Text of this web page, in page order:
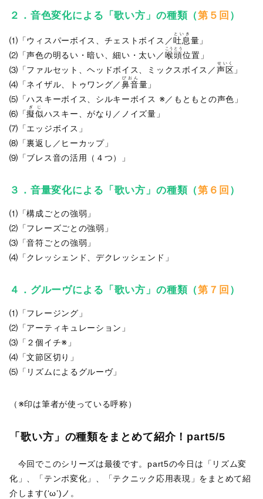
２ ． 音色変化による「歌い方」の種類（第５回 ）
⑴「ウィスパーボイス、チェストボイス／吐息
といき
量」
⑵「声色の明るい・暗い、細い・太い／喉頭
こうとう
位置」
⑶「ファルセット、ヘッドボイス、ミックスボイス／声区
せいく
」
⑷「ネイザル、トゥワング／鼻音
びおん
量」
⑸「ハスキーボイス、シルキーボイス ※／もともとの声色」
⑹「擬似
ぎじ
ハスキー、がなり／ノイズ量」
⑺「エッジボイス」
⑻「裏返し／ヒーカップ」
⑼「ブレス音の活用（４つ）」
３．音量変化による「歌い方」の種類（第６回 ）
⑴「構成ごとの強弱」
⑵「フレーズごとの強弱」
⑶「音符ごとの強弱」
⑷「クレッシェンド、デクレッシェンド」
４．グルーヴによる「歌い方」の種類（第７回 ）
⑴「フレージング」
⑵「アーティキュレーション」
⑶「２個イチ※」
⑷「文節区切り」
⑸「リズムによるグルーヴ」
（※印は筆者が使っている呼称）
「歌い方」の種類をまとめて紹介！part5/5
今回でこのシリーズは最後です。part5の今日は「リズム変
化」、「テンポ変化」、「テクニック応用表現」をまとめて紹
介します(‘ω’)ノ。